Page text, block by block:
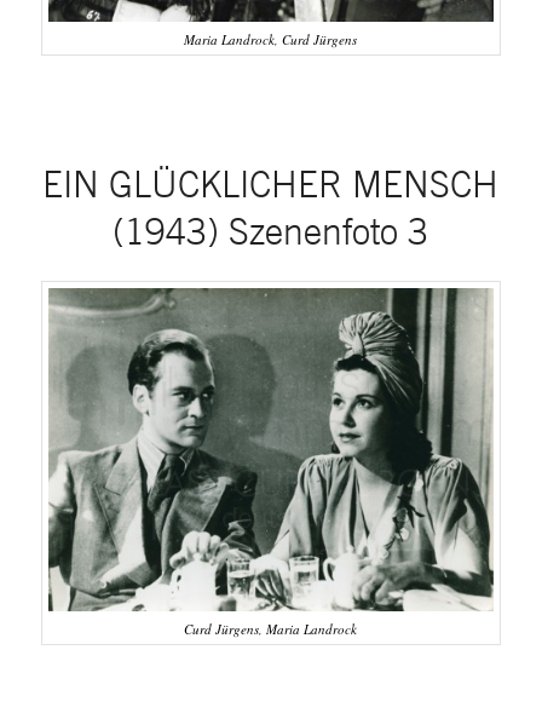
Maria Landrock, Curd Jürgens
EIN GLÜCKLICHER MENSCH
(1943) Szenenfoto 3
Curd Jürgens, Maria Landrock